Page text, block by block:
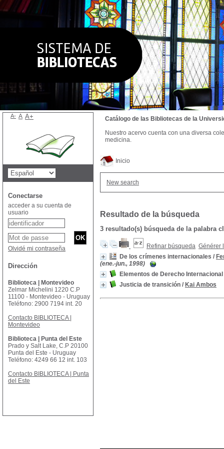
Inicio
New search
Resultado de la búsqueda
3 resultado(s) búsqueda de la palabra
Refinar búsqueda Générer
De los crímenes internacionales /
(ene.-jun., 1998)
Elementos de Derecho Internacional
Justicia de transición / Kai Ambos
Catálogo de las Bibliotecas de la
Nuestro acervo cuenta con una diversa
medicina.
A- A A+
Conectarse
acceder a su cuenta de
usuario
Olvidé mi contraseña
Dirección
Biblioteca | Montevideo
Zelmar Michelini 1220 C.P
11100 - Montevideo - Uruguay
Teléfono: 2900 7194 int. 20
Contacto BIBLIOTECA |
Montevideo
Biblioteca | Punta del Este
Prado y Salt Lake, C.P 20100
Punta del Este - Uruguay
Teléfono: 4249 66 12 int. 103
Contacto BIBLIOTECA | Punta
del Este